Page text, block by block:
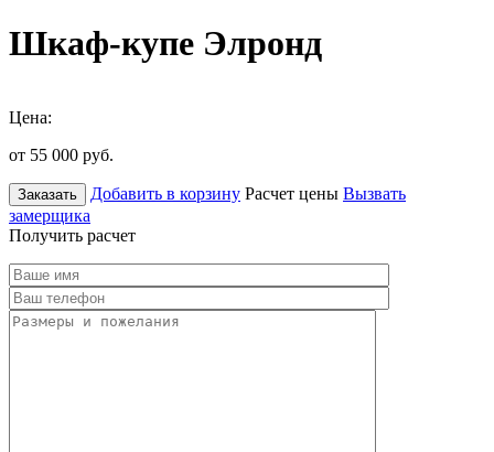
Шкаф-купе Элронд
Цена:
от 55 000 руб.
Заказать Добавить в корзину Расчет цены Вызвать
замерщика
Получить расчет